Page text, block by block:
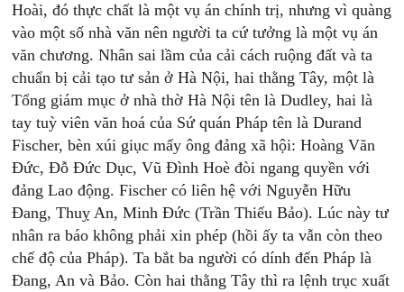
Hoài, đó thực chất là một vụ án chính trị, nhưng vì quàng
vào một số nhà văn nên người ta cứ tưởng là một vụ án
văn chương. Nhân sai lầm của cải cách ruộng đất và ta
chuẩn bị cải tạo tư sản ở Hà Nội, hai thằng Tây, một là
Tổng giám mục ở nhà thờ Hà Nội tên là Dudley, hai là
tay tuỳ viên văn hoá của Sứ quán Pháp tên là Durand
Fischer, bèn xúi giục mấy ông đảng xã hội: Hoàng Văn
Đức, Đỗ Đức Dục, Vũ Đình Hoè đòi ngang quyền với
đảng Lao động. Fischer có liên hệ với Nguyễn Hữu
Đang, Thuỵ An, Minh Đức (Trần Thiếu Bảo). Lúc này tư
nhân ra báo không phải xin phép (hồi ấy ta vẫn còn theo
chế độ của Pháp). Ta bắt ba người có dính đến Pháp là
Đang, An và Bảo. Còn hai thằng Tây thì ra lệnh trục xuất